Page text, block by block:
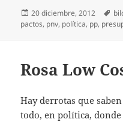
Publicado
el
20 diciembre, 2012
pactos, pnv, política, pp,
Rosa Low
Hay derrotas que
todo, en política,